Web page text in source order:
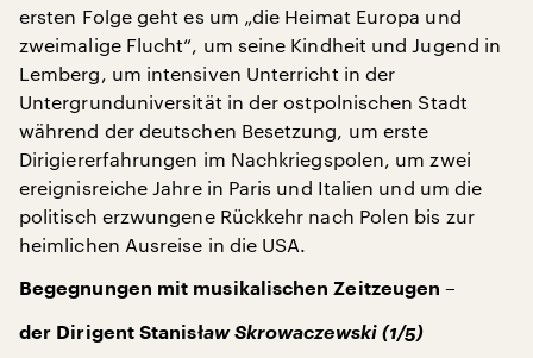
ersten Folge geht es um „die Heimat Europa und
zweimalige Flucht“, um seine Kindheit und Jugend in
Lemberg, um intensiven Unterricht in der
Untergrunduniversität in der ostpolnischen Stadt
während der deutschen Besetzung, um erste
Dirigiererfahrungen im Nachkriegspolen, um zwei
ereignisreiche Jahre in Paris und Italien und um die
politisch erzwungene Rückkehr nach Polen bis zur
heimlichen Ausreise in die USA.
Begegnungen mit musikalischen Zeitzeugen –
der Dirigent Stanisław Skrowaczewski (1/5)